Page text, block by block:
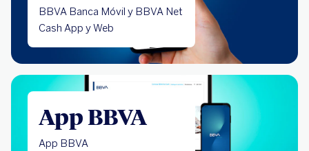
BBVA Banca Móvil y BBVA Net
Cash App y Web
App BBVA
App BBVA